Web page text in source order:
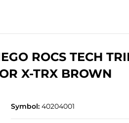
ROCS TECH
X-TRX BROWN
Symbol: 40204001